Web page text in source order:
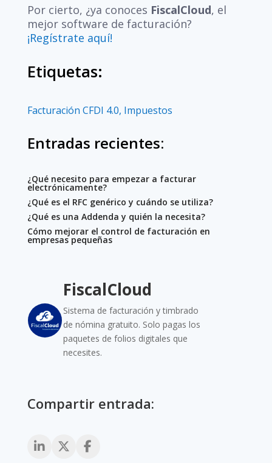
Por cierto, ¿ya conoces FiscalCloud, el
mejor software de facturación?
¡Regístrate aquí!
Etiquetas:
Facturación CFDI 4.0, Impuestos
Entradas recientes:
¿Qué necesito para empezar a facturar
electrónicamente?
¿Qué es el RFC genérico y cuándo se utiliza?
¿Qué es una Addenda y quién la necesita?
Cómo mejorar el control de facturación en
empresas pequeñas
FiscalCloud
Sistema de facturación y timbrado
de nómina gratuito. Solo pagas los
paquetes de folios digitales que
necesites.
Compartir entrada: